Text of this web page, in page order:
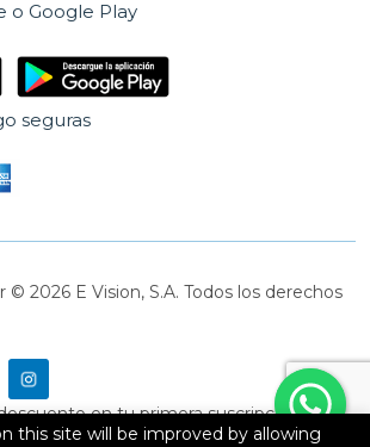
o Google Play
seguras
2026 E Vision, S.A. Todos los derechos
en tu primera suscripción
this site will be improved by allowing